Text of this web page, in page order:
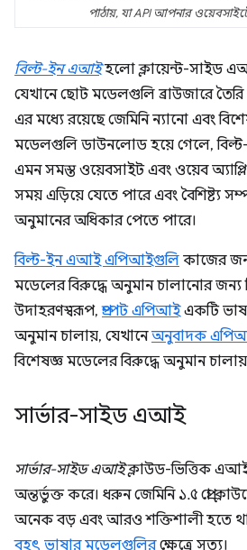
পাঠায়, যা API আপনার
বিল্ট-ইন এআইহলো ক্লায়েন্ট-সাইড
যেখানে ছোট মডেলগুলি ব্রাউজারে
এর মধ্যে রয়েছে জেমিনি ন্যানো এবং
মডেলগুলি ডাউনলোড হয়ে গেলে,
এমন সমস্ত ওয়েবসাইট এবং ওয়েব
সময় এড়িয়ে যেতে পারে এবং বৈশিষ্ট্য
অনুমানের অধিকার পেতে পারে।
বিল্ট-ইন এআই এপিআইগুলি কাজের
মডেলের বিরুদ্ধে অনুমান চালানোর জন্য
উদাহরণস্বরূপ,প্রম্পট এপিআইএকটি
অনুমান চালায়, যেখানেঅনুবাদক
বিশেষজ্ঞ মডেলের বিরুদ্ধে অনুমান
সার্ভার-সাইড এআই
সার্ভার-সাইড এআইক্লাউড-ভিত্তিক
অন্তর্ভুক্ত করে। ধরুন জেমিনি ১.৫ প্রো
অনেক বড় এবং আরও শক্তিশালী হতে
বৃহৎ ভাষার মডেলগুলিরক্ষেত্রে সত্য।